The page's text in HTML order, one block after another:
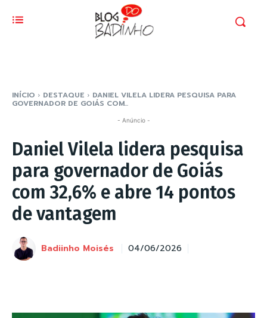
INÍCIO DESTAQUE DANIEL VILELA LIDERA PESQUISA PARA
GOVERNADOR DE GOIÁS COM...
- Anúncio -
Daniel Vilela lidera pesquisa
para governador de Goiás
com 32,6% e abre 14 pontos
de vantagem
Badiinho Moisés 04/06/2026